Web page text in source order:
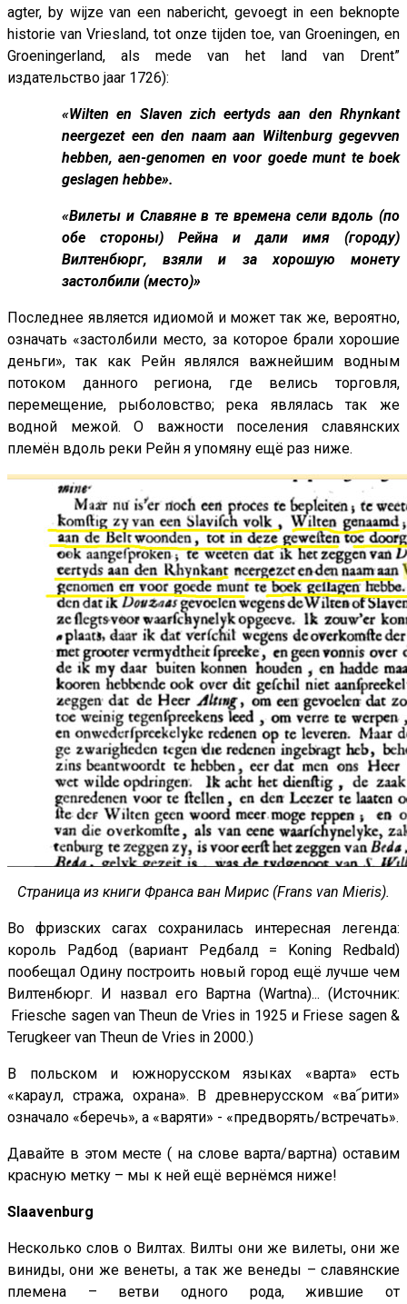
agter, by wijze van een nabericht, gevoegt in een beknopte
historie van Vriesland, tot onze tijden toe, van Groeningen, en
Groeningerland, als mede van het land van Drent”
издательство jaar 1726):
«Wilten en Slaven zich eertyds aan den Rhynkant
neergezet een den naam aan Wiltenburg gegevven
hebben, aen-genomen en voor goede munt te boek
geslagen hebbe».
«Вилеты и Славяне в те времена сели вдоль (по
обе стороны) Рейна и дали имя (городу)
Вилтенбюрг, взяли и за хорошую монету
застолбили (место)»
Последнее является идиомой и может так же, вероятно,
означать «застолбили место, за которое брали хорошие
деньги», так как Рейн являлся важнейшим водным
потоком данного региона, где велись торговля,
перемещение, рыболовство; река являлась так же
водной межой. О важности поселения славянских
племён вдоль реки Рейн я упомяну ещё раз ниже.
Страница из книги Франса ван Мирис (Frans van Mieris).
Во фризских сагах сохранилась интересная легенда:
король Радбод (вариант Редбалд = Koning Redbald)
пообещал Одину построить новый город ещё лучше чем
Вилтенбюрг. И назвал его Вартна (Wartna)... (Источник:
Friesche sagen van Theun de Vries in 1925 и Friese sagen &
Terugkeer van Theun de Vries in 2000.)
В польском и южнорусском языках «варта» есть
«караул, стража, охрана». В древнерусском «ва՜рити»
означало «беречь», а «варяти» - «предворять/встречать».
Давайте в этом месте ( на слове варта/вартна) оставим
красную метку – мы к ней ещё вернёмся ниже!
Slaavenburg
Несколько слов о Вилтах. Вилты они же вилеты, они же
виниды, они же венеты, а так же венеды – славянские
племена – ветви одного рода, жившие от